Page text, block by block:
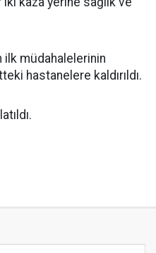
ilk müdahalelerinin
hastanelere kaldırıldı.